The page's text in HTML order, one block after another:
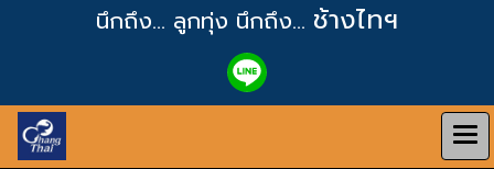
นึกถึง... ลูกทุ่ง นึกถึง... ช้างไทฯ